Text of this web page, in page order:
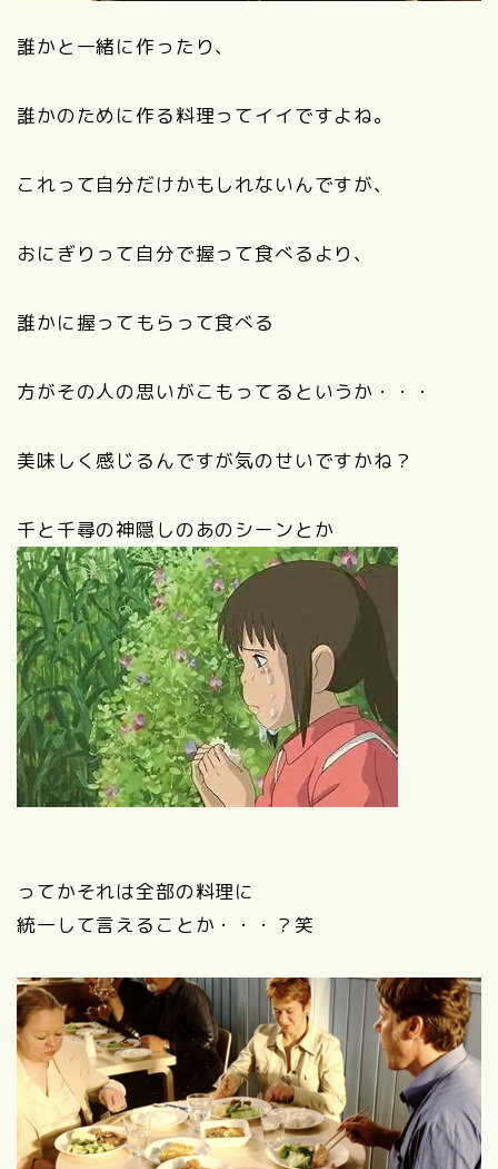
誰かと一緒に作ったり、
誰かのために作る料理ってイイですよね。
これって自分だけかもしれないんですが、
おにぎりって自分で握って食べるより、
誰かに握ってもらって食べる
方がその人の思いがこもってるというか・・・
美味しく感じるんですが気のせいですかね？
千と千尋の神隠しのあのシーンとか
ってかそれは全部の料理に
統一して言えることか・・・？笑